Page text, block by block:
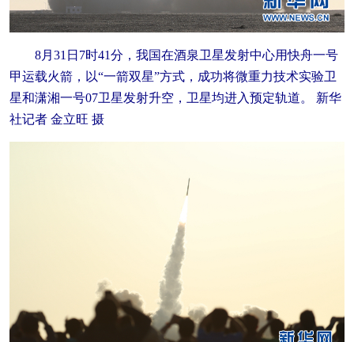
8月31日7时41分，我国在酒泉卫星发射中心用快舟一号
甲运载火箭，以“一箭双星”方式，成功将微重力技术实验卫
星和潇湘一号07卫星发射升空，卫星均进入预定轨道。 新华
社记者 金立旺 摄